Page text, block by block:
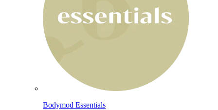
Bodymod Essentials